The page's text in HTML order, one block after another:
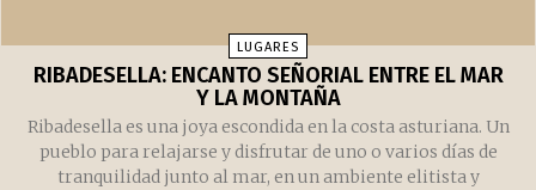
LUGARES
RIBADESELLA: ENCANTO SEÑORIAL ENTRE EL MAR
Y LA MONTAÑA
Ribadesella es una joya escondida en la costa asturiana. Un
pueblo para relajarse y disfrutar de uno o varios días de
tranquilidad junto al mar, en un ambiente elitista y